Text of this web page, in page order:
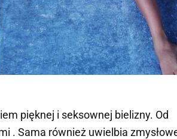
pięknej i seksownej bielizny. Od
. Sama również uwielbia